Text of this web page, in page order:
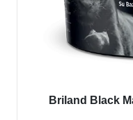
Briland Black